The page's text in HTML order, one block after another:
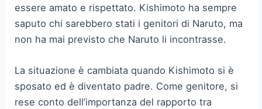
essere amato e rispettato. Kishimoto ha sempre
saputo chi sarebbero stati i genitori di Naruto, ma
non ha mai previsto che Naruto li incontrasse.
La situazione è cambiata quando Kishimoto si è
sposato ed è diventato padre. Come genitore, si
rese conto dell’importanza del rapporto tra